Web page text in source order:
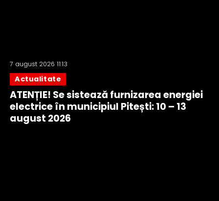
7 august 2026 11:13
Actualitate
ATENȚIE! Se sistează furnizarea energiei
electrice în municipiul Pitești: 10 – 13
august 2026